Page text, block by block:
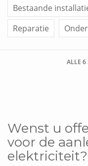
Bestaande
Reparatie
ALLE 6
Wenst u
voor de
elektriciteit?